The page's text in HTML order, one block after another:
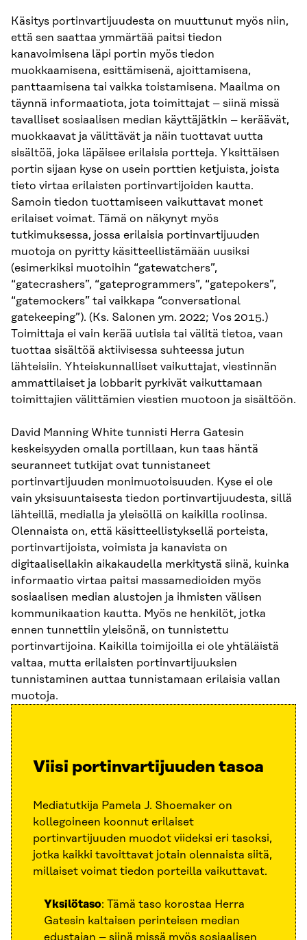
Käsitys portinvartijuudesta on muuttunut myös niin,
että sen saattaa ymmärtää paitsi tiedon
kanavoimisena läpi portin myös tiedon
muokkaamisena, esittämisenä, ajoittamisena,
panttaamisena tai vaikka toistamisena. Maailma on
täynnä informaatiota, jota toimittajat – siinä missä
tavalliset sosiaalisen median käyttäjätkin – keräävät,
muokkaavat ja välittävät ja näin tuottavat uutta
sisältöä, joka läpäisee erilaisia portteja. Yksittäisen
portin sijaan kyse on usein porttien ketjuista, joista
tieto virtaa erilaisten portinvartijoiden kautta.
Samoin tiedon tuottamiseen vaikuttavat monet
erilaiset voimat. Tämä on näkynyt myös
tutkimuksessa, jossa erilaisia portinvartijuuden
muotoja on pyritty käsitteellistämään uusiksi
(esimerkiksi muotoihin “gatewatchers”,
“gatecrashers”, “gateprogrammers”, “gatepokers”,
“gatemockers” tai vaikkapa “conversational
gatekeeping”). (Ks. Salonen ym. 2022; Vos 2015.)
Toimittaja ei vain kerää uutisia tai välitä tietoa, vaan
tuottaa sisältöä aktiivisessa suhteessa jutun
lähteisiin. Yhteiskunnalliset vaikuttajat, viestinnän
ammattilaiset ja lobbarit pyrkivät vaikuttamaan
toimittajien välittämien viestien muotoon ja sisältöön.
David Manning White tunnisti Herra Gatesin
keskeisyyden omalla portillaan, kun taas häntä
seuranneet tutkijat ovat tunnistaneet
portinvartijuuden monimuotoisuuden. Kyse ei ole
vain yksisuuntaisesta tiedon portinvartijuudesta, sillä
lähteillä, medialla ja yleisöllä on kaikilla roolinsa.
Olennaista on, että käsitteellistyksellä porteista,
portinvartijoista, voimista ja kanavista on
digitaalisellakin aikakaudella merkitystä siinä, kuinka
informaatio virtaa paitsi massamedioiden myös
sosiaalisen median alustojen ja ihmisten välisen
kommunikaation kautta. Myös ne henkilöt, jotka
ennen tunnettiin yleisönä, on tunnistettu
portinvartijoina. Kaikilla toimijoilla ei ole yhtäläistä
valtaa, mutta erilaisten portinvartijuuksien
tunnistaminen auttaa tunnistamaan erilaisia vallan
muotoja.
Viisi portinvartijuuden tasoa
Mediatutkija Pamela J. Shoemaker on
kollegoineen koonnut erilaiset
portinvartijuuden muodot viideksi eri tasoksi,
jotka kaikki tavoittavat jotain olennaista siitä,
millaiset voimat tiedon porteilla vaikuttavat.
Yksilötaso: Tämä taso korostaa Herra
Gatesin kaltaisen perinteisen median
edustajan – siinä missä myös sosiaalisen